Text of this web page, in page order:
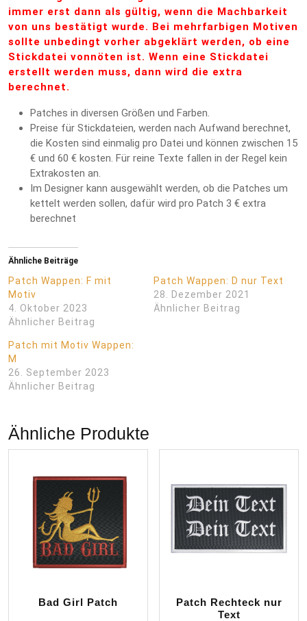
immer erst dann als gültig, wenn die Machbarkeit
von uns bestätigt wurde. Bei mehrfarbigen Motiven
sollte unbedingt vorher abgeklärt werden, ob eine
Stickdatei vonnöten ist. Wenn eine Stickdatei
erstellt werden muss, dann wird die extra
berechnet.
Patches in diversen Größen und Farben.
Preise für Stickdateien, werden nach Aufwand berechnet,
die Kosten sind einmalig pro Datei und können zwischen 15
€ und 60 € kosten. Für reine Texte fallen in der Regel kein
Extrakosten an.
Im Designer kann ausgewählt werden, ob die Patches um
kettelt werden sollen, dafür wird pro Patch 3 € extra
berechnet
Ähnliche Beiträge
Patch Wappen: F mit
Motiv
4. Oktober 2023
Ähnlicher Beitrag
Patch Wappen: D nur Text
28. Dezember 2021
Ähnlicher Beitrag
Patch mit Motiv Wappen:
M
26. September 2023
Ähnlicher Beitrag
Ähnliche Produkte
Bad Girl Patch
Patch Rechteck nur
Text